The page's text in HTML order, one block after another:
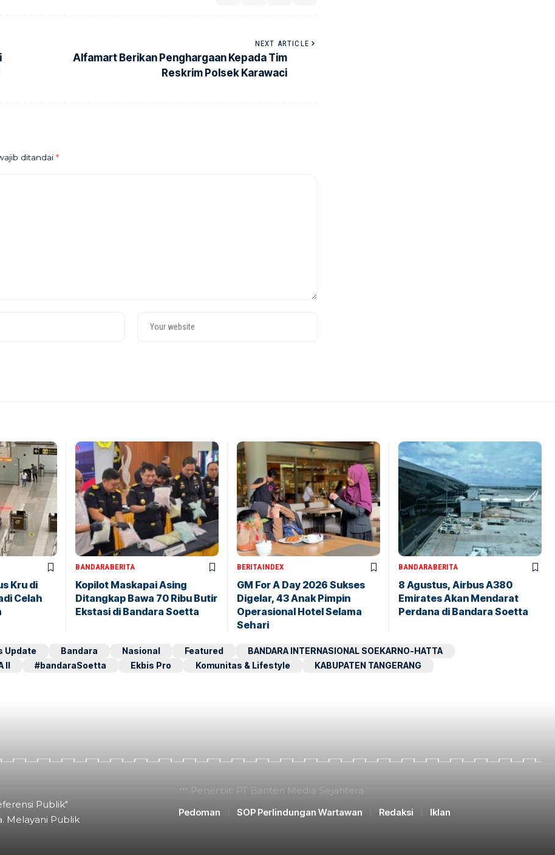
NEXT ARTICLE
Alfamart Berikan Penghargaan Kepada Tim
Reskrim Polsek Karawaci
ditandai *
Kru di
Celah
BANDARABERITA
Kopilot Maskapai Asing
Ditangkap Bawa 70 Ribu Butir
Ekstasi di Bandara Soetta
BERITAINDEX
GM For A Day 2026 Sukses
Digelar, 43 Anak Pimpin
Operasional Hotel Selama
Sehari
BANDARABERITA
8 Agustus, Airbus A380
Emirates Akan Mendarat
Perdana di Bandara Soetta
Update Bandara Nasional Featured
BANDARA INTERNASIONAL SOEKARNO-HATTA
II #bandaraSoetta Ekbis Pro Komunitas & Lifestyle KABUPATEN TANGERANG
Publik"
Melayani Publik
Penerbit: PT Banten Media Sejahtera
Pedoman
SOP Perlindungan Wartawan Redaksi Iklan